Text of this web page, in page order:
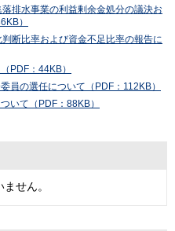
排水事業の利益剰余金処分の議決お
）
断比率および資金不足比率の報告に
PDF：44KB）
員の選任について（PDF：112KB）
いて（PDF：88KB）
せん。